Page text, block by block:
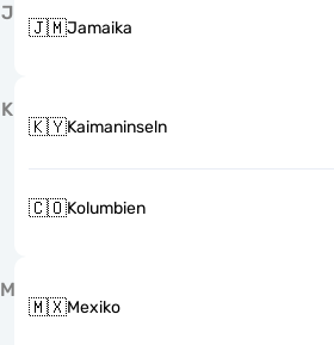
J
🇯🇲Jamaika
K
🇰🇾Kaimaninseln
🇨🇴Kolumbien
M
🇲🇽Mexiko